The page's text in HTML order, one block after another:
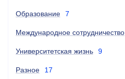
Образование 7
Международное сотрудничество
Университетская жизнь 9
Разное 17